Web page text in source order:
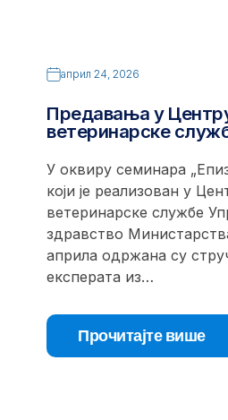
април 24, 2026
Предавања у
ветеринарске
У оквиру семинара
који је реализован у
ветеринарске службе
здравство
априла одржана су
експерата из…
Прочитајте више